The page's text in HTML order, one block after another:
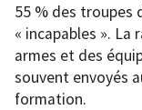
55 % des troupes
« incapables ».
armes et des
souvent envoyés
formation.